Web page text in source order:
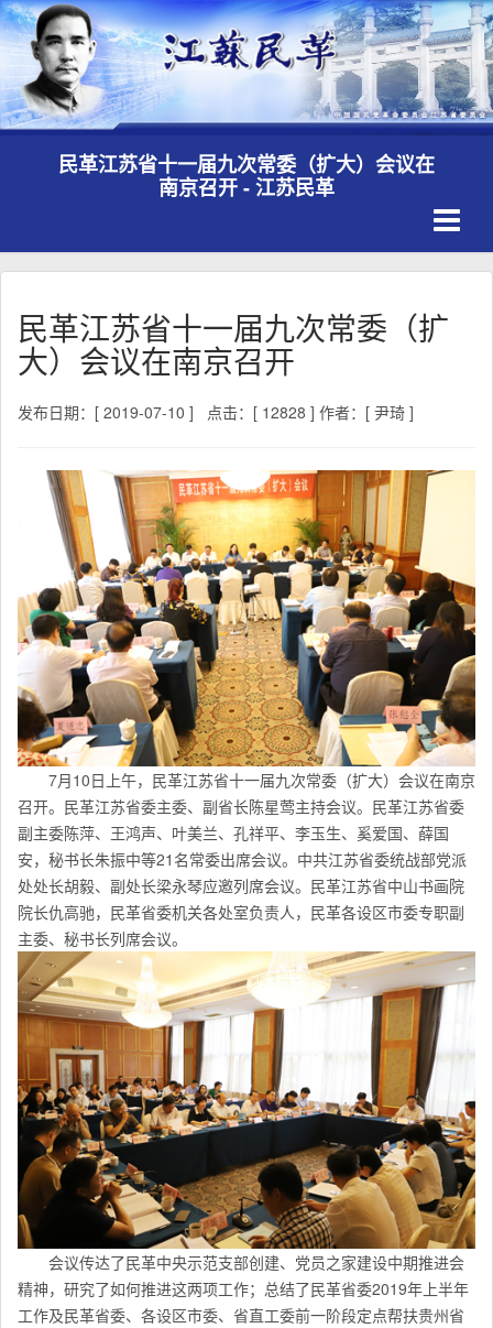
民革江苏省十一届九次常委（扩大）会议在
南京召开 - 江苏民革
民革江苏省十一届九次常委（扩
大）会议在南京召开
发布日期：[ 2019-07-10 ] 点击：[ 12828 ] 作者：[ 尹琦 ]
7月10日上午，民革江苏省十一届九次常委（扩大）会议在南京
召开。民革江苏省委主委、副省长陈星莺主持会议。民革江苏省委
副主委陈萍、王鸿声、叶美兰、孔祥平、李玉生、奚爱国、薛国
安，秘书长朱振中等21名常委出席会议。中共江苏省委统战部党派
处处长胡毅、副处长梁永琴应邀列席会议。民革江苏省中山书画院
院长仇高驰，民革省委机关各处室负责人，民革各设区市委专职副
主委、秘书长列席会议。
会议传达了民革中央示范支部创建、党员之家建设中期推进会
精神，研究了如何推进这两项工作；总结了民革省委2019年上半年
工作及民革省委、各设区市委、省直工委前一阶段定点帮扶贵州省